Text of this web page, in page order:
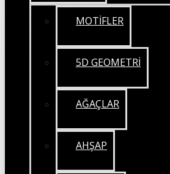
MOTİFLER
5D GEOMETRİ
AĞAÇLAR
AHŞAP